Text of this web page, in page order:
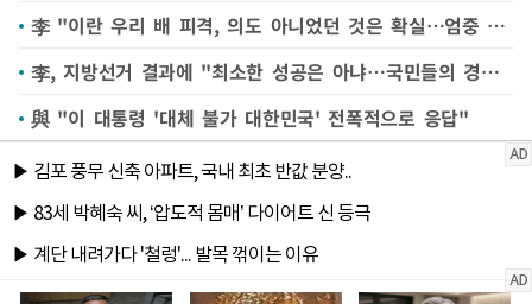
李 "이란 우리 배 피격, 의도 아니었던 것은 확실…엄중 항의"
李, 지방선거 결과에 "최소한 성공은 아냐…국민들의 경고라고 생각"
與 "이 대통령 '대체 불가 대한민국' 전폭적으로 응답"